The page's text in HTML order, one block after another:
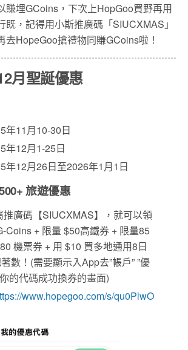
賺埋GCoins，下次上HopGoo買野再用
既，記得用小斯推廣碼「SIUCXMAS」
去HopeGoo搶禮物同賺GCoins啦！
月聖誕優惠
年11月10-30日
年12月1-25日
年12月26日至2026年1月1日
旅遊優惠
推廣碼【SIUCXMAS】，就可以領
Coins + 限量 $50高鐵券 + 限量85
機票券 + 用 $10 買多地通用8日
數！(需要顯示入App去”帳戶” ”優
的代碼成功換券的畫面)
www.hopegoo.com/s/qu0PlwO